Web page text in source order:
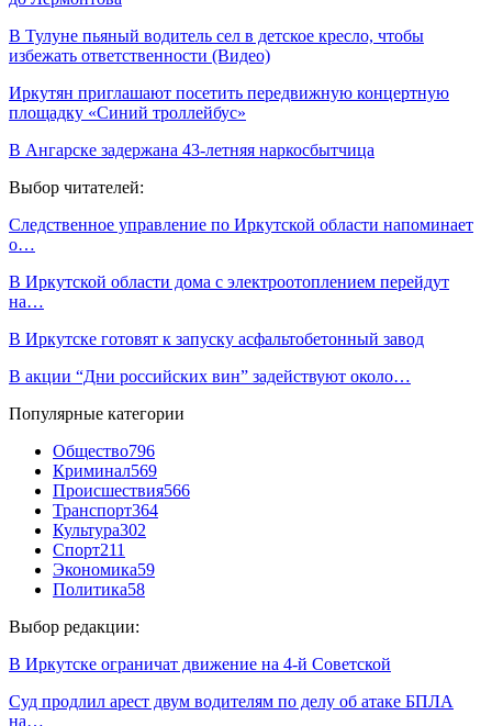
В Тулуне пьяный водитель сел в детское кресло, чтобы
избежать ответственности (Видео)
Иркутян приглашают посетить передвижную концертную
площадку «Синий троллейбус»
В Ангарске задержана 43-летняя наркосбытчица
Выбор читателей:
Следственное управление по Иркутской области напоминает
о…
В Иркутской области дома с электроотоплением перейдут
на…
В Иркутске готовят к запуску асфальтобетонный завод
В акции “Дни российских вин” задействуют около…
Популярные категории
Общество796
Криминал569
Происшествия566
Транспорт364
Культура302
Спорт211
Экономика59
Политика58
Выбор редакции:
В Иркутске ограничат движение на 4-й Советской
Суд продлил арест двум водителям по делу об атаке БПЛА
на…